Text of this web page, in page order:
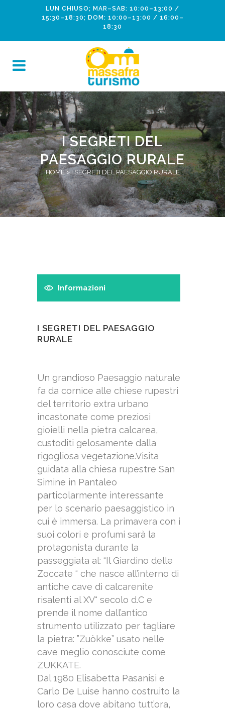
LUN CHIUSO; MAR–SAB: 10:00–13:00 /
15:30–18:30; DOM: 10:00–13:00 / 16:00–
18:30
I SEGRETI DEL
PAESAGGIO RURALE
HOME>I SEGRETI DEL PAESAGGIO RURALE
Informazioni
I SEGRETI DEL PAESAGGIO
RURALE
Un grandioso Paesaggio naturale
fa da cornice alle chiese rupestri
del territorio extra urbano
incastonate come preziosi
gioielli nella pietra calcarea,
custoditi gelosamente dalla
rigogliosa vegetazione.Visita
guidata alla chiesa rupestre San
Simine in Pantaleo
particolarmente interessante
per lo scenario paesaggistico in
cui è immersa. La primavera con i
suoi colori e profumi sarà la
protagonista durante la
passeggiata al: “Il Giardino delle
Zoccate “ che nasce all’interno di
antiche cave di calcarenite
risalenti al XV° secolo d.C e
prende il nome dall’antico
strumento utilizzato per tagliare
la pietra: ”Zuòkke” usato nelle
cave meglio conosciute come
ZUKKATE.
Dal 1980 Elisabetta Pasanisi e
Carlo De Luise hanno costruito la
loro casa dove abitano tutt’ora,